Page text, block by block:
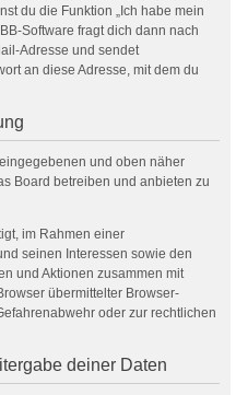
du die Funktion „Ich habe mein
Software fragt dich dann nach
Adresse und sendet
an diese Adresse, mit dem du
und oben näher
Board betreiben und anbieten zu
im Rahmen einer
seinen Interessen sowie den
und Aktionen zusammen mit
übermittelter Browser-
oder zur rechtlichen
deiner Daten